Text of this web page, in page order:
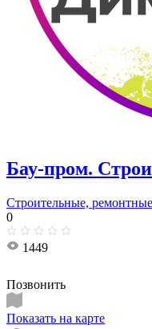
Бау-пром.
Строительные,
0
1449
Позвонить
Показать на карте